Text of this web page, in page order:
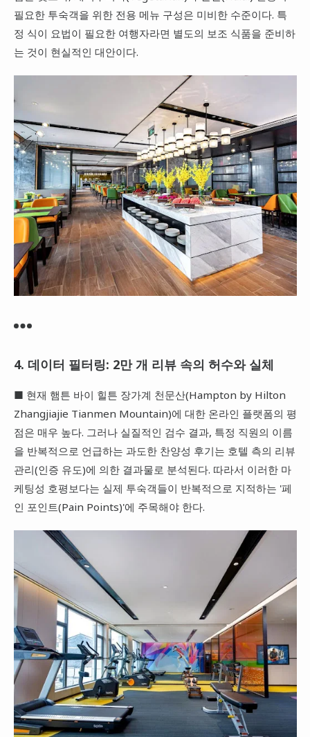
필요한 투숙객을 위한 전용 메뉴 구성은 미비한 수준이다. 특
정 식이 요법이 필요한 여행자라면 별도의 보조 식품을 준비하
는 것이 현실적인 대안이다.
4. 데이터 필터링: 2만 개 리뷰 속의 허수와 실체
■ 현재 햄튼 바이 힐튼 장가계 천문산(Hampton by Hilton
Zhangjiajie Tianmen Mountain)에 대한 온라인 플랫폼의 평
점은 매우 높다. 그러나 실질적인 검수 결과, 특정 직원의 이름
을 반복적으로 언급하는 과도한 찬양성 후기는 호텔 측의 리뷰
관리(인증 유도)에 의한 결과물로 분석된다. 따라서 이러한 마
케팅성 호평보다는 실제 투숙객들이 반복적으로 지적하는 '페
인 포인트(Pain Points)'에 주목해야 한다.